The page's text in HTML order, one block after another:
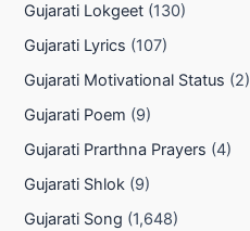
Gujarati Lokgeet (130)
Gujarati Lyrics (107)
Gujarati Motivational Status (2)
Gujarati Poem (9)
Gujarati Prarthna Prayers (4)
Gujarati Shlok (9)
Gujarati Song (1,648)